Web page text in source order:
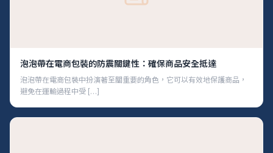
泡泡帶在電商包裝的防震關鍵性：確保商品安全抵達
泡泡帶在電商包裝中扮演著至關重要的角色，它可以有效地保護商品，
避免在運輸過程中受 […]